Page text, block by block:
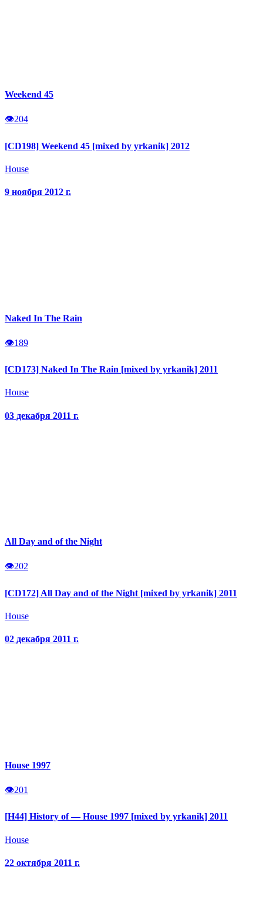
Weekend 45
👁204
[CD198] Weekend 45 [mixed by yrkanik] 2012
House
9 ноября 2012 г.
Naked In The Rain
👁189
[CD173] Naked In The Rain [mixed by yrkanik] 2011
House
03 декабря 2011 г.
All Day and of the Night
👁202
[CD172] All Day and of the Night [mixed by yrkanik] 2011
House
02 декабря 2011 г.
House 1997
👁201
[H44] History of — House 1997 [mixed by yrkanik] 2011
House
22 октября 2011 г.